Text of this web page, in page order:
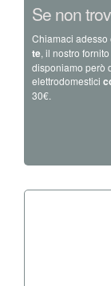
Se non
Chiamaci adesso
te, il nostro
disponiamo però
elettrodomestici
30€.